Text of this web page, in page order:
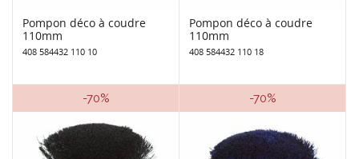
Pompon déco à coudre
110mm
408 584432 110 10
Pompon déco à coudre
110mm
408 584432 110 18
-70% -70%